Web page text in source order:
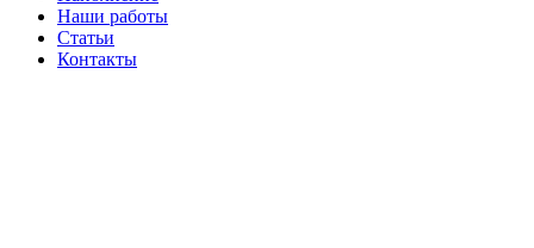
Наши работы
Статьи
Контакты